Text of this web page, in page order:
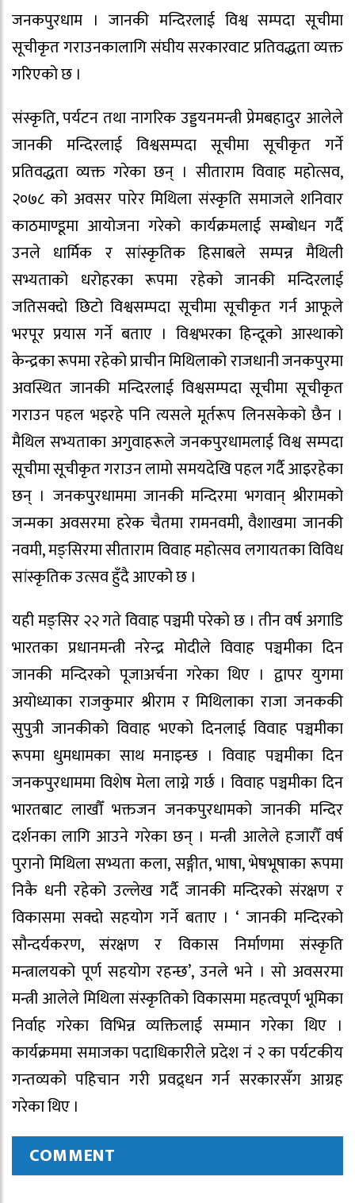
जनकपुरधाम । जानकी मन्दिरलाई विश्व सम्पदा सूचीमा
सूचीकृत गराउनकालागि संघीय सरकारवाट प्रतिवद्धता व्यक्त
गरिएको छ ।
संस्कृति, पर्यटन तथा नागरिक उड्डयनमन्त्री प्रेमबहादुर आलेले
जानकी मन्दिरलाई विश्वसम्पदा सूचीमा सूचीकृत गर्ने
प्रतिवद्धता व्यक्त गरेका छन् । सीताराम विवाह महोत्सव,
२०७८ को अवसर पारेर मिथिला संस्कृति समाजले शनिवार
काठमाण्डूमा आयोजना गरेको कार्यक्रमलाई सम्बोधन गर्दै
उनले धार्मिक र सांस्कृतिक हिसाबले सम्पन्न मैथिली
सभ्यताको धरोहरका रूपमा रहेको जानकी मन्दिरलाई
जतिसक्दो छिटो विश्वसम्पदा सूचीमा सूचीकृत गर्न आफूले
भरपूर प्रयास गर्ने बताए । विश्वभरका हिन्दूको आस्थाको
केन्द्रका रूपमा रहेको प्राचीन मिथिलाको राजधानी जनकपुरमा
अवस्थित जानकी मन्दिरलाई विश्वसम्पदा सूचीमा सूचीकृत
गराउन पहल भइरहे पनि त्यसले मूर्तरूप लिनसकेको छैन ।
मैथिल सभ्यताका अगुवाहरूले जनकपुरधामलाई विश्व सम्पदा
सूचीमा सूचीकृत गराउन लामो समयदेखि पहल गर्दै आइरहेका
छन् । जनकपुरधाममा जानकी मन्दिरमा भगवान् श्रीरामको
जन्मका अवसरमा हरेक चैतमा रामनवमी, वैशाखमा जानकी
नवमी, मङ्सिरमा सीताराम विवाह महोत्सव लगायतका विविध
सांस्कृतिक उत्सव हुँदै आएको छ ।
यही मङ्सिर २२ गते विवाह पञ्चमी परेको छ । तीन वर्ष अगाडि
भारतका प्रधानमन्त्री नरेन्द्र मोदीले विवाह पञ्चमीका दिन
जानकी मन्दिरको पूजाअर्चना गरेका थिए । द्वापर युगमा
अयोध्याका राजकुमार श्रीराम र मिथिलाका राजा जनककी
सुपुत्री जानकीको विवाह भएको दिनलाई विवाह पञ्चमीका
रूपमा धुमधामका साथ मनाइन्छ । विवाह पञ्चमीका दिन
जनकपुरधाममा विशेष मेला लाग्ने गर्छ । विवाह पञ्चमीका दिन
भारतबाट लाखौँ भक्तजन जनकपुरधामको जानकी मन्दिर
दर्शनका लागि आउने गरेका छन् । मन्त्री आलेले हजारौँ वर्ष
पुरानो मिथिला सभ्यता कला, सङ्गीत, भाषा, भेषभूषाका रूपमा
निकै धनी रहेको उल्लेख गर्दै जानकी मन्दिरको संरक्षण र
विकासमा सक्दो सहयोग गर्ने बताए । ‘ जानकी मन्दिरको
सौन्दर्यकरण, संरक्षण र विकास निर्माणमा संस्कृति
मन्त्रालयको पूर्ण सहयोग रहन्छ’, उनले भने । सो अवसरमा
मन्त्री आलेले मिथिला संस्कृतिको विकासमा महत्वपूर्ण भूमिका
निर्वाह गरेका विभिन्न व्यक्तिलाई सम्मान गरेका थिए ।
कार्यक्रममा समाजका पदाधिकारीले प्रदेश नं २ का पर्यटकीय
गन्तव्यको पहिचान गरी प्रवद्र्धन गर्न सरकारसँग आग्रह
गरेका थिए ।
COMMENT